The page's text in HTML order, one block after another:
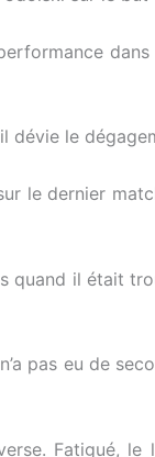
dans
le
le dernier
il était
pas eu de
Fatigué, le